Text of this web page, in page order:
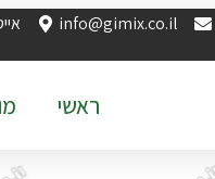
info@gimix.co.il
ראשי